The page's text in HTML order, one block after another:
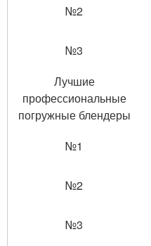
№2
№3
Лучшие
профессиональные
погружные блендеры
№1
№2
№3